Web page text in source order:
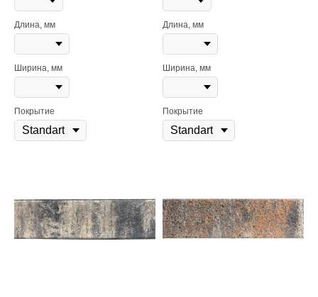
Длина, мм
Ширина, мм
Покрытие
Длина, мм
Ширина, мм
Покрытие